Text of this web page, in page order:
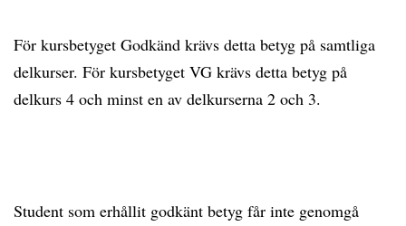
För kursbetyget Godkänd krävs detta betyg på samtliga
delkurser. För kursbetyget VG krävs detta betyg på
delkurs 4 och minst en av delkurserna 2 och 3.
Student som erhållit godkänt betyg får inte genomgå